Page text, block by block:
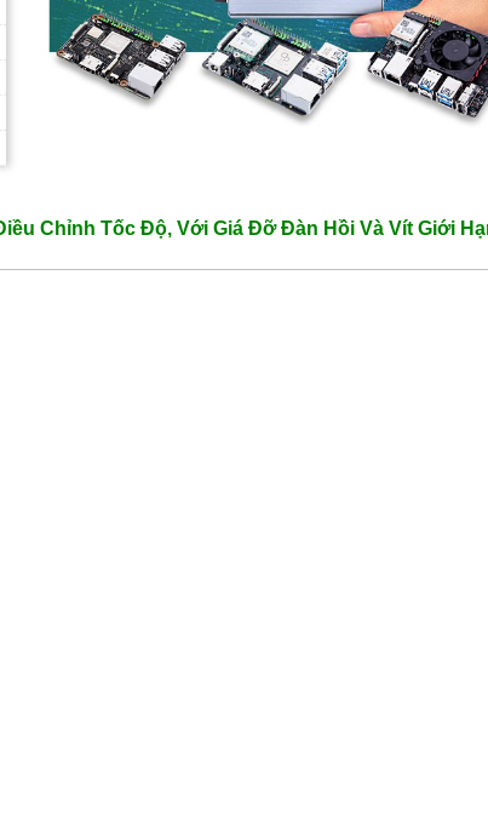
Chỉnh Tốc Độ, Với Giá Đỡ Đàn Hồi Và Vít Giới